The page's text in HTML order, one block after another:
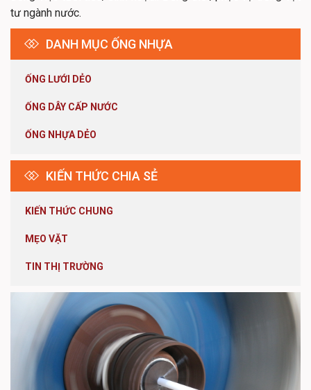
tư ngành nước.
DANH MỤC ỐNG NHỰA
ỐNG LƯỚI DẺO
ỐNG DÂY CẤP NƯỚC
ỐNG NHỰA DẺO
KIẾN THỨC CHIA SẺ
KIẾN THỨC CHUNG
MẸO VẶT
TIN THỊ TRƯỜNG